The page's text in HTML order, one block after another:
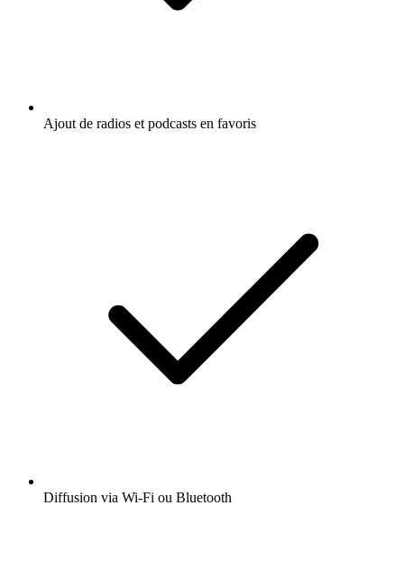
Ajout de radios et podcasts en favoris
Diffusion via Wi-Fi ou Bluetooth